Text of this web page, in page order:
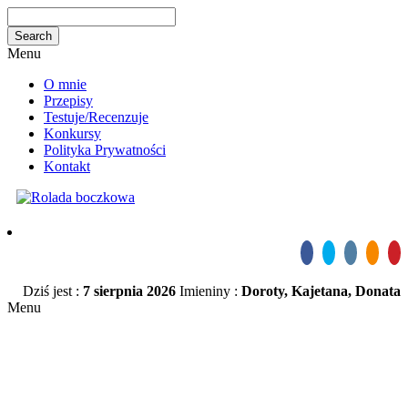
Menu
O mnie
Przepisy
Testuje/Recenzuje
Konkursy
Polityka Prywatności
Kontakt
Dziś jest : 7 sierpnia 2026 Imieniny : Doroty, Kajetana, Donata
Menu